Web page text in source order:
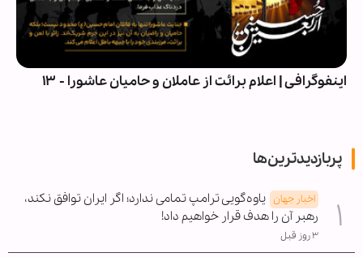
اینفوگرافی | اعلام برائت از عاملان و حامیان عاشورا - ۱۳
پربازدیدترین‌ها
اخبار جهان یاوه‌گویی ترامپ تمامی ندارد؛ اگر ایران توافق نکند،
رهبر آن را هدف قرار خواهیم داد!
۳ روز قبل